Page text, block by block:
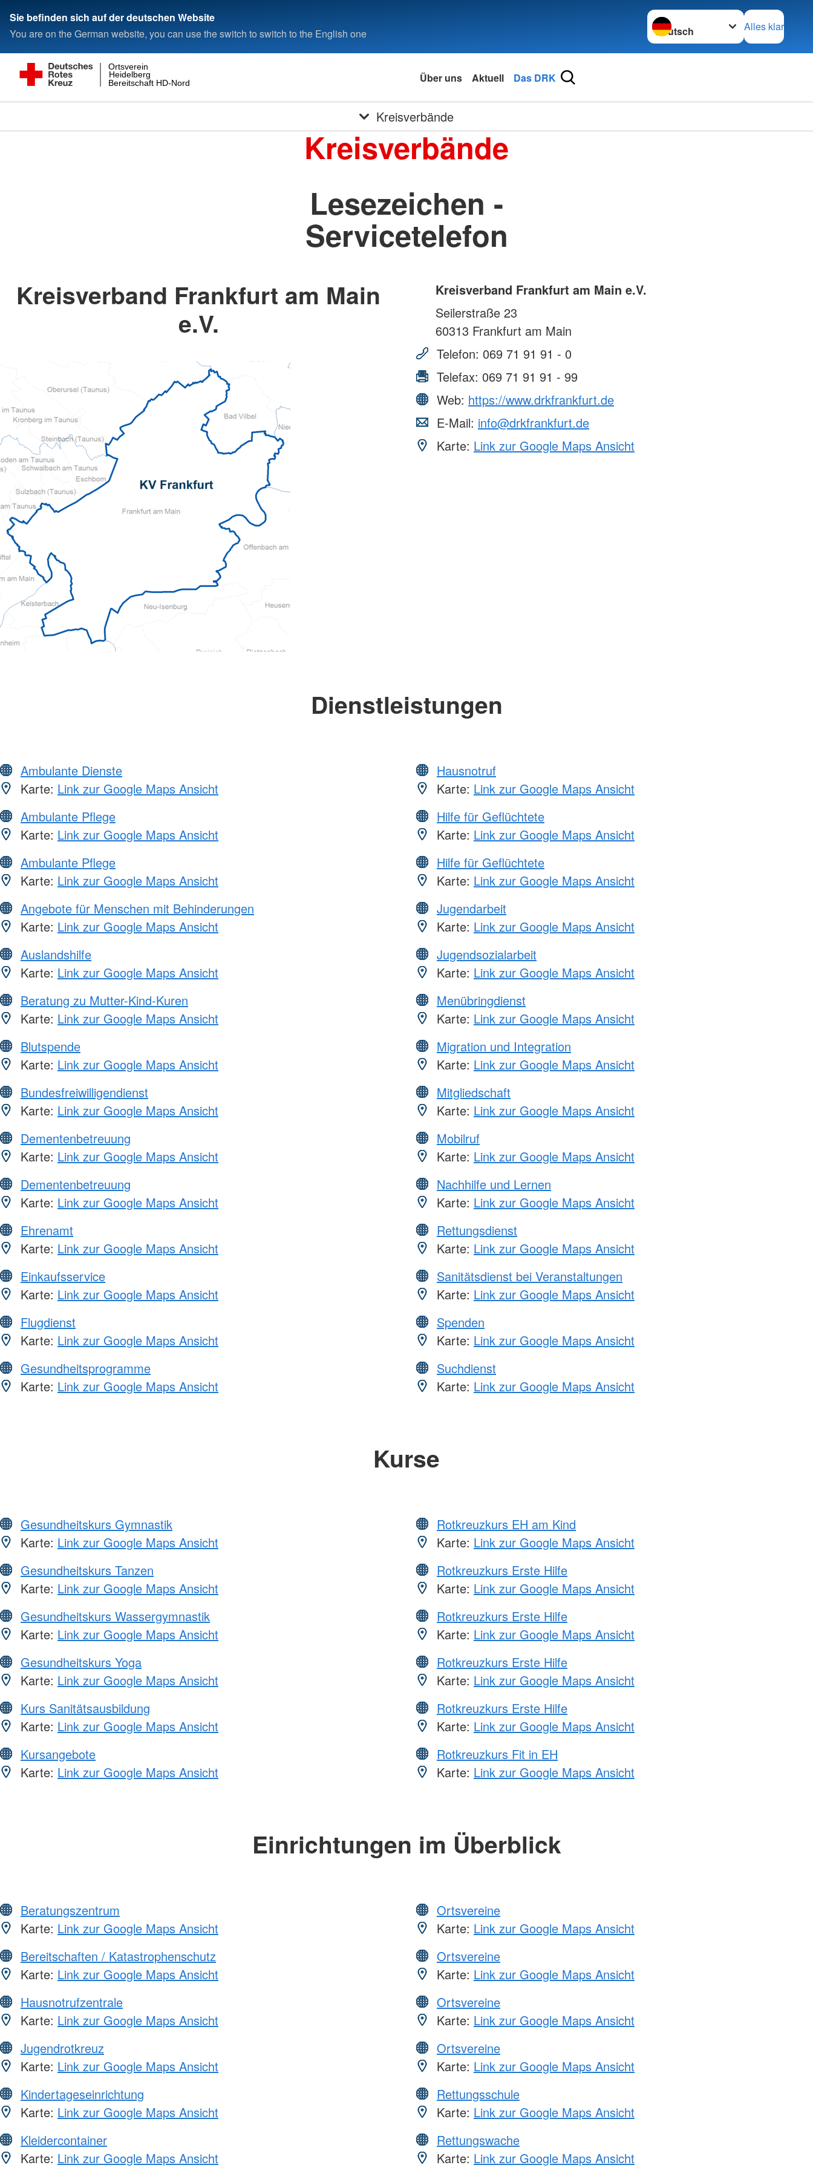
Sie befinden sich auf der deutschen Website
You are on the German website, you can use the switch to switch to the English one
Sprache wechseln zu
Alles klar
Bereitschaft HD-Nord
Heidelberg
Ortsverein
Über uns Aktuell Das DRK
Kreisverbände
Kreisverbände
Lesezeichen -
Servicetelefon
Kreisverband Frankfurt am Main
e.V.
Kreisverband Frankfurt am Main e.V.
Seilerstraße 23
60313 Frankfurt am Main
Telefon: 069 71 91 91 - 0
Telefax: 069 71 91 91 - 99
Web: https://www.drkfrankfurt.de
E-Mail: info@drkfrankfurt.de
Karte: Link zur Google Maps Ansicht
Dienstleistungen
Ambulante Dienste
Karte: Link zur Google Maps Ansicht
Ambulante Pflege
Karte: Link zur Google Maps Ansicht
Ambulante Pflege
Karte: Link zur Google Maps Ansicht
Angebote für Menschen mit Behinderungen
Karte: Link zur Google Maps Ansicht
Auslandshilfe
Karte: Link zur Google Maps Ansicht
Beratung zu Mutter-Kind-Kuren
Karte: Link zur Google Maps Ansicht
Blutspende
Karte: Link zur Google Maps Ansicht
Bundesfreiwilligendienst
Karte: Link zur Google Maps Ansicht
Dementenbetreuung
Karte: Link zur Google Maps Ansicht
Dementenbetreuung
Karte: Link zur Google Maps Ansicht
Ehrenamt
Karte: Link zur Google Maps Ansicht
Einkaufsservice
Karte: Link zur Google Maps Ansicht
Flugdienst
Karte: Link zur Google Maps Ansicht
Gesundheitsprogramme
Karte: Link zur Google Maps Ansicht
Hausnotruf
Karte: Link zur Google Maps Ansicht
Hilfe für Geflüchtete
Karte: Link zur Google Maps Ansicht
Hilfe für Geflüchtete
Karte: Link zur Google Maps Ansicht
Jugendarbeit
Karte: Link zur Google Maps Ansicht
Jugendsozialarbeit
Karte: Link zur Google Maps Ansicht
Menübringdienst
Karte: Link zur Google Maps Ansicht
Migration und Integration
Karte: Link zur Google Maps Ansicht
Mitgliedschaft
Karte: Link zur Google Maps Ansicht
Mobilruf
Karte: Link zur Google Maps Ansicht
Nachhilfe und Lernen
Karte: Link zur Google Maps Ansicht
Rettungsdienst
Karte: Link zur Google Maps Ansicht
Sanitätsdienst bei Veranstaltungen
Karte: Link zur Google Maps Ansicht
Spenden
Karte: Link zur Google Maps Ansicht
Suchdienst
Karte: Link zur Google Maps Ansicht
Kurse
Gesundheitskurs Gymnastik
Karte: Link zur Google Maps Ansicht
Gesundheitskurs Tanzen
Karte: Link zur Google Maps Ansicht
Gesundheitskurs Wassergymnastik
Karte: Link zur Google Maps Ansicht
Gesundheitskurs Yoga
Karte: Link zur Google Maps Ansicht
Kurs Sanitätsausbildung
Karte: Link zur Google Maps Ansicht
Kursangebote
Karte: Link zur Google Maps Ansicht
Rotkreuzkurs EH am Kind
Karte: Link zur Google Maps Ansicht
Rotkreuzkurs Erste Hilfe
Karte: Link zur Google Maps Ansicht
Rotkreuzkurs Erste Hilfe
Karte: Link zur Google Maps Ansicht
Rotkreuzkurs Erste Hilfe
Karte: Link zur Google Maps Ansicht
Rotkreuzkurs Erste Hilfe
Karte: Link zur Google Maps Ansicht
Rotkreuzkurs Fit in EH
Karte: Link zur Google Maps Ansicht
Einrichtungen im Überblick
Beratungszentrum
Karte: Link zur Google Maps Ansicht
Bereitschaften / Katastrophenschutz
Karte: Link zur Google Maps Ansicht
Hausnotrufzentrale
Karte: Link zur Google Maps Ansicht
Jugendrotkreuz
Karte: Link zur Google Maps Ansicht
Kindertageseinrichtung
Karte: Link zur Google Maps Ansicht
Kleidercontainer
Karte: Link zur Google Maps Ansicht
Ortsvereine
Karte: Link zur Google Maps Ansicht
Ortsvereine
Karte: Link zur Google Maps Ansicht
Ortsvereine
Karte: Link zur Google Maps Ansicht
Ortsvereine
Karte: Link zur Google Maps Ansicht
Rettungsschule
Karte: Link zur Google Maps Ansicht
Rettungswache
Karte: Link zur Google Maps Ansicht